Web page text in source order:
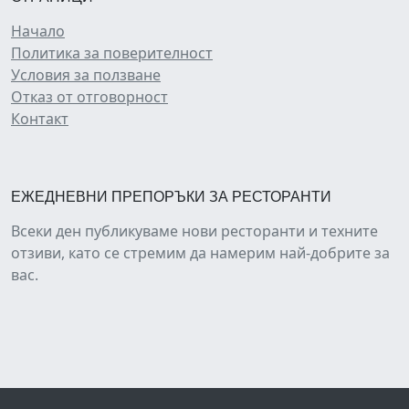
Начало
Политика за поверителност
Условия за ползване
Отказ от отговорност
Контакт
ЕЖЕДНЕВНИ ПРЕПОРЪКИ ЗА РЕСТОРАНТИ
Всеки ден публикуваме нови ресторанти и техните
отзиви, като се стремим да намерим най-добрите за
вас.